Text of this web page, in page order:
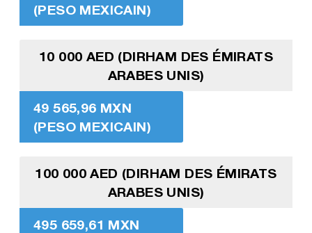
(PESO MEXICAIN)
10 000 AED (DIRHAM DES ÉMIRATS
ARABES UNIS)
49 565,96 MXN
(PESO MEXICAIN)
100 000 AED (DIRHAM DES ÉMIRATS
ARABES UNIS)
495 659,61 MXN